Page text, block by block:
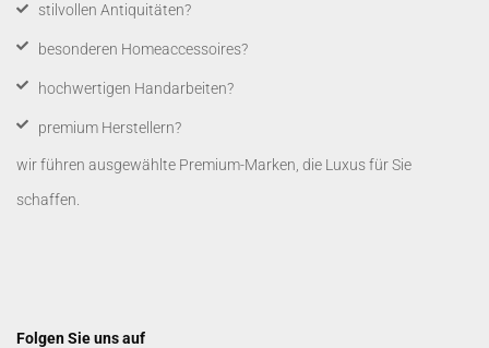
​stilvollen Antiquitäten?
besonderen Homeaccessoires?
hochwertigen Handarbeiten?
premium Herstellern?
wir führen ausgewählte Premium-Marken, die Luxus für Sie
schaffen.
Folgen Sie uns auf